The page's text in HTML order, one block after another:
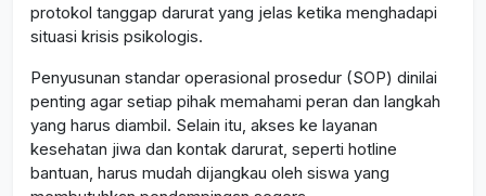
protokol tanggap darurat yang jelas ketika menghadapi
situasi krisis psikologis.
Penyusunan standar operasional prosedur (SOP) dinilai
penting agar setiap pihak memahami peran dan langkah
yang harus diambil. Selain itu, akses ke layanan
kesehatan jiwa dan kontak darurat, seperti hotline
bantuan, harus mudah dijangkau oleh siswa yang